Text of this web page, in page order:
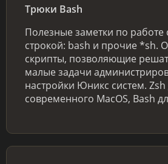
Трюки Bash
Полезные заметки по работе
строкой: bash и прочие *sh.
скрипты, позволяющие
малые задачи
настройки Юникс систем. Zsh
современного MacOS, Bash